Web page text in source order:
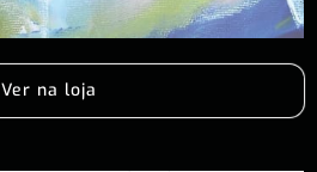
Ver na loja